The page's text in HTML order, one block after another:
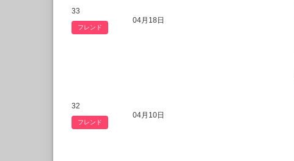
33
フレンド
04月18日
32
フレンド
04月10日